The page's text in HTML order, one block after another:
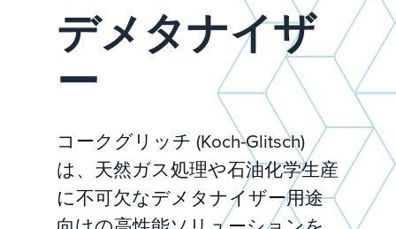
デメタナイザ
ー
コークグリッチ (Koch-Glitsch)
は、天然ガス処理や石油化学生産
に不可欠なデメタナイザー用途